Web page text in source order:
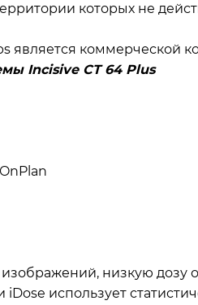
которых не
является коммерческой
Incisive CT 64 Plus
низкую дозу
использует